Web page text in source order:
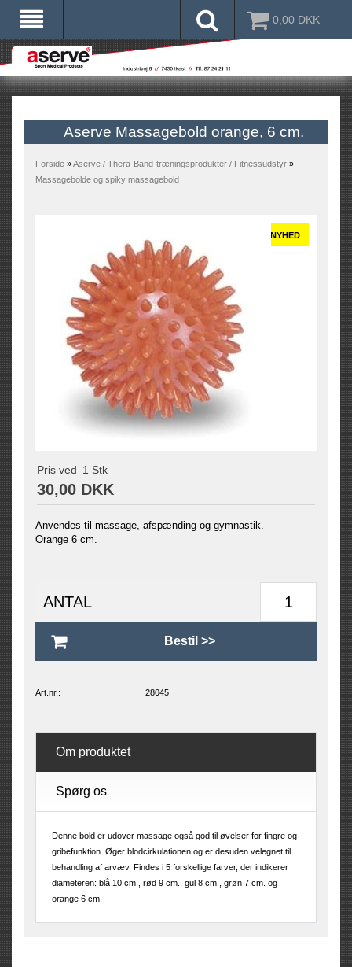
0,00 DKK
Aserve Massagebold orange, 6 cm.
Forside »Aserve / Thera-Band-træningsprodukter / Fitnessudstyr »
Massagebolde og spiky massagebold
Pris ved 1 Stk
30,00 DKK
Anvendes til massage, afspænding og gymnastik.
Orange 6 cm.
ANTAL
28045
Art.nr.:
Om produktet
Spørg os
Denne bold er udover massage også god til øvelser for fingre og
gribefunktion. Øger blodcirkulationen og er desuden velegnet til
behandling af arvæv. Findes i 5 forskellige farver, der indikerer
diameteren: blå 10 cm., rød 9 cm., gul 8 cm., grøn 7 cm. og
orange 6 cm.